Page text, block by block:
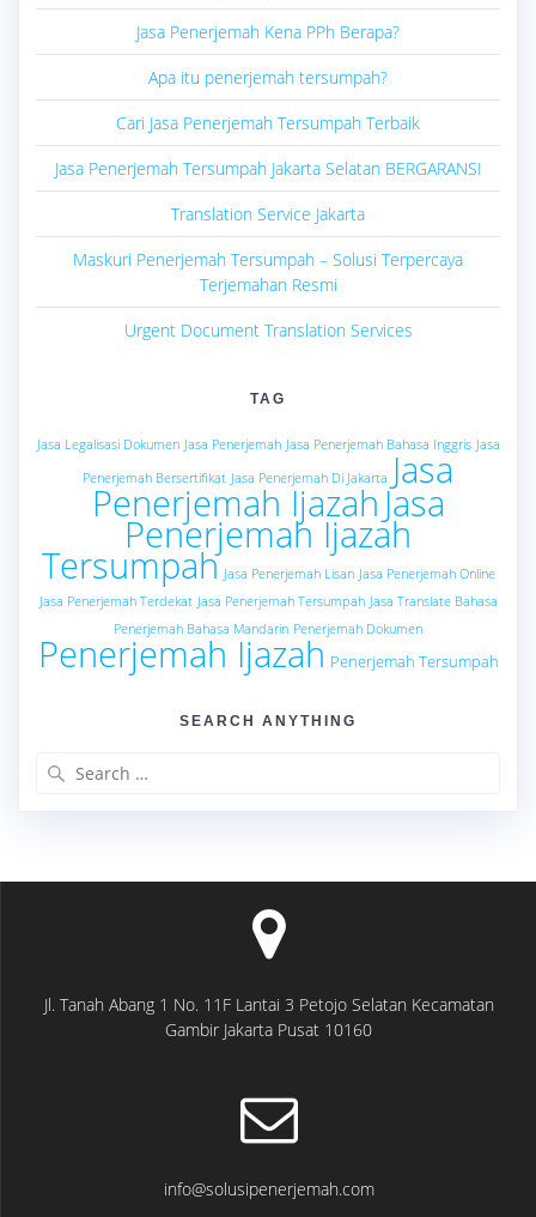
Jasa Penerjemah Kena PPh Berapa?
Apa itu penerjemah tersumpah?
Cari Jasa Penerjemah Tersumpah Terbaik
Jasa Penerjemah Tersumpah Jakarta Selatan BERGARANSI
Translation Service Jakarta
Maskuri Penerjemah Tersumpah – Solusi Terpercaya
Terjemahan Resmi
Urgent Document Translation Services
TAG
Jasa Legalisasi Dokumen Jasa Penerjemah Jasa Penerjemah Bahasa Inggris Jasa
Penerjemah Bersertifikat Jasa Penerjemah Di Jakarta Jasa
Penerjemah Ijazah Jasa
Penerjemah Ijazah
Tersumpah Jasa Penerjemah Lisan Jasa Penerjemah Online
Jasa Penerjemah Terdekat Jasa Penerjemah Tersumpah Jasa Translate Bahasa
Penerjemah Bahasa Mandarin Penerjemah Dokumen
Penerjemah Ijazah Penerjemah Tersumpah
SEARCH ANYTHING
Jl. Tanah Abang 1 No. 11F Lantai 3 Petojo Selatan Kecamatan
Gambir Jakarta Pusat 10160
info@solusipenerjemah.com